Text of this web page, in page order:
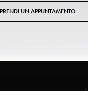
PRENDI UN APPUNTAMENTO
,